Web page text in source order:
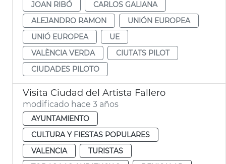
JOAN RIBÓ
CARLOS GALIANA
ALEJANDRO RAMON
UNIÓN EUROPEA
UNIÓ EUROPEA
UE
VALÈNCIA VERDA
CIUTATS PILOT
CIUDADES PILOTO
Visita Ciudad del Artista Fallero
modificado hace 3 años
AYUNTAMIENTO
CULTURA Y FIESTAS POPULARES
VALENCIA
TURISTAS